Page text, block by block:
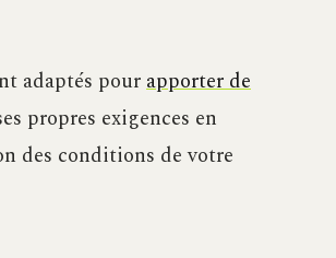
adaptés pourapporter de
propres exigences en
des conditions de votre